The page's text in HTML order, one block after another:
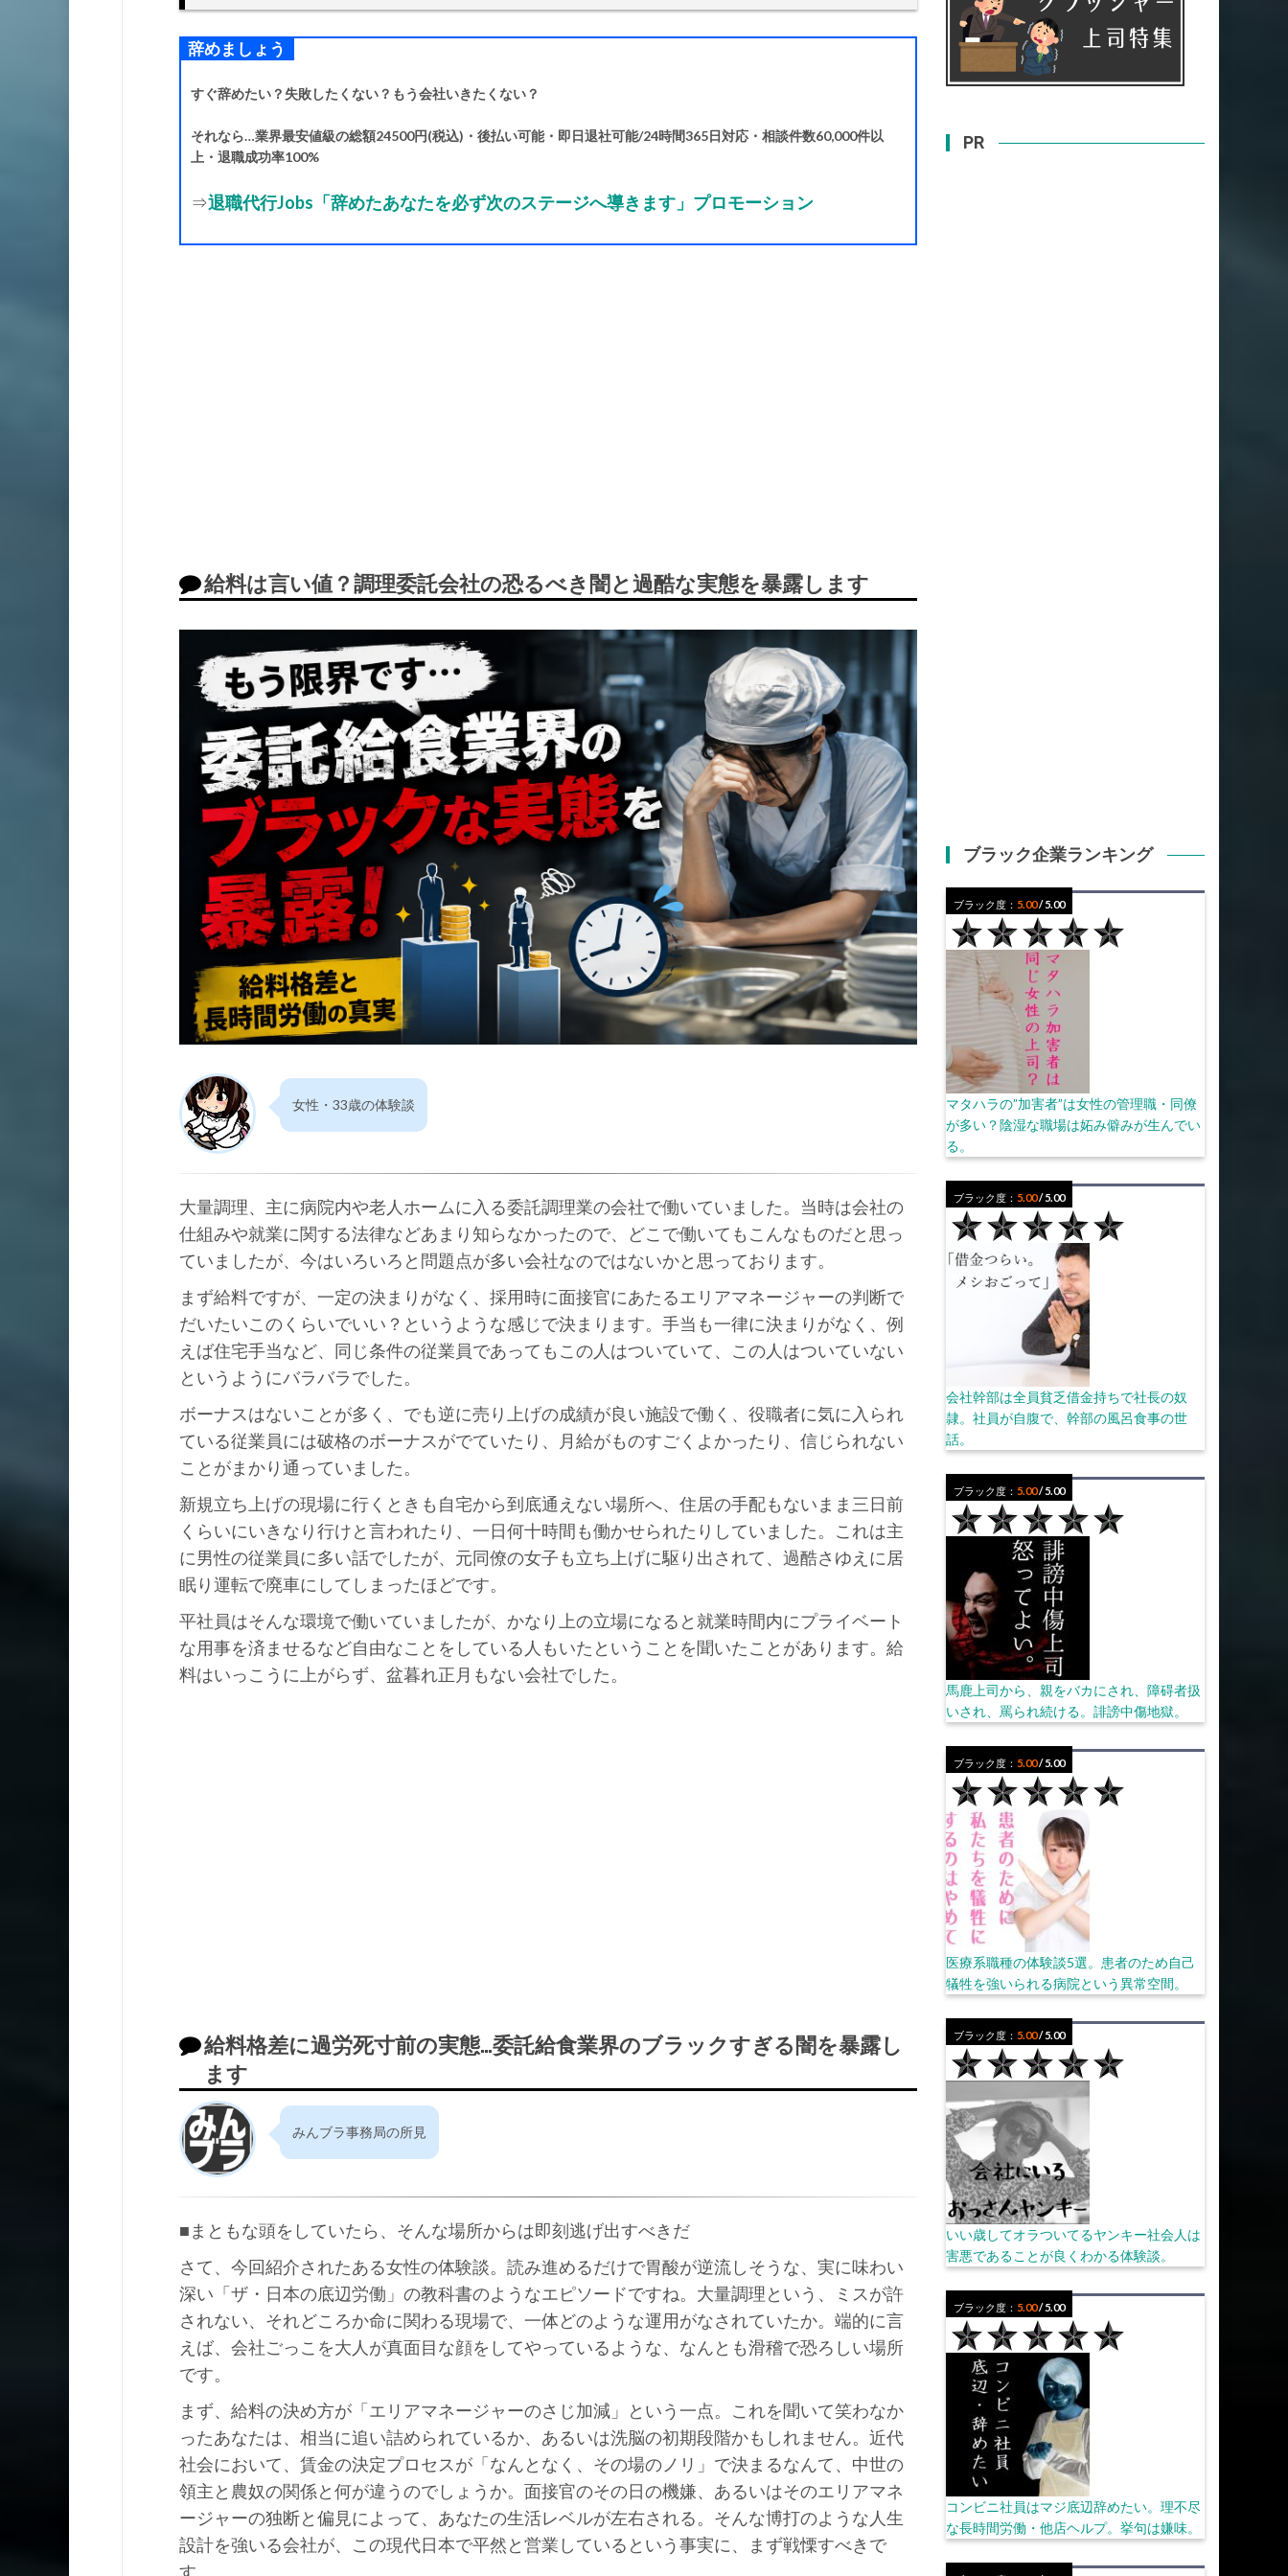
辞めましょう
すぐ辞めたい？失敗したくない？もう会社いきたくない？
それなら…業界最安値級の総額24500円(税込)・後払い可能・即日退社可能/24時間365日対応・相談件数60,000件以
上・退職成功率100%
⇒退職代行Jobs「辞めたあなたを必ず次のステージへ導きます」プロモーション
給料は言い値？調理委託会社の恐るべき闇と過酷な実態を暴露します
女性・33歳の体験談
大量調理、主に病院内や老人ホームに入る委託調理業の会社で働いていました。当時は会社の
仕組みや就業に関する法律などあまり知らなかったので、どこで働いてもこんなものだと思っ
ていましたが、今はいろいろと問題点が多い会社なのではないかと思っております。
まず給料ですが、一定の決まりがなく、採用時に面接官にあたるエリアマネージャーの判断で
だいたいこのくらいでいい？というような感じで決まります。手当も一律に決まりがなく、例
えば住宅手当など、同じ条件の従業員であってもこの人はついていて、この人はついていない
というようにバラバラでした。
ボーナスはないことが多く、でも逆に売り上げの成績が良い施設で働く、役職者に気に入られ
ている従業員には破格のボーナスがでていたり、月給がものすごくよかったり、信じられない
ことがまかり通っていました。
新規立ち上げの現場に行くときも自宅から到底通えない場所へ、住居の手配もないまま三日前
くらいにいきなり行けと言われたり、一日何十時間も働かせられたりしていました。これは主
に男性の従業員に多い話でしたが、元同僚の女子も立ち上げに駆り出されて、過酷さゆえに居
眠り運転で廃車にしてしまったほどです。
平社員はそんな環境で働いていましたが、かなり上の立場になると就業時間内にプライベート
な用事を済ませるなど自由なことをしている人もいたということを聞いたことがあります。給
料はいっこうに上がらず、盆暮れ正月もない会社でした。
給料格差に過労死寸前の実態…委託給食業界のブラックすぎる闇を暴露し
ます
みんブラ事務局の所見
■まともな頭をしていたら、そんな場所からは即刻逃げ出すべきだ
さて、今回紹介されたある女性の体験談。読み進めるだけで胃酸が逆流しそうな、実に味わい
深い「ザ・日本の底辺労働」の教科書のようなエピソードですね。大量調理という、ミスが許
されない、それどころか命に関わる現場で、一体どのような運用がなされていたか。端的に言
えば、会社ごっこを大人が真面目な顔をしてやっているような、なんとも滑稽で恐ろしい場所
です。
まず、給料の決め方が「エリアマネージャーのさじ加減」という一点。これを聞いて笑わなか
ったあなたは、相当に追い詰められているか、あるいは洗脳の初期段階かもしれません。近代
社会において、賃金の決定プロセスが「なんとなく、その場のノリ」で決まるなんて、中世の
領主と農奴の関係と何が違うのでしょうか。面接官のその日の機嫌、あるいはそのエリアマネ
ージャーの独断と偏見によって、あなたの生活レベルが左右される。そんな博打のような人生
設計を強いる会社が、この現代日本で平然と営業しているという事実に、まず戦慄すべきで
す。
PR
ブラック企業ランキング
ブラック度： 5.00/ 5.00
マタハラの”加害者”は女性の管理職・同僚
が多い？陰湿な職場は妬み僻みが生んでい
る。
ブラック度： 5.00/ 5.00
会社幹部は全員貧乏借金持ちで社長の奴
隷。社員が自腹で、幹部の風呂食事の世
話。
ブラック度： 5.00/ 5.00
馬鹿上司から、親をバカにされ、障碍者扱
いされ、罵られ続ける。誹謗中傷地獄。
ブラック度： 5.00/ 5.00
医療系職種の体験談5選。患者のため自己
犠牲を強いられる病院という異常空間。
ブラック度： 5.00/ 5.00
いい歳してオラついてるヤンキー社会人は
害悪であることが良くわかる体験談。
ブラック度： 5.00/ 5.00
コンビニ社員はマジ底辺辞めたい。理不尽
な長時間労働・他店ヘルプ。挙句は嫌味。